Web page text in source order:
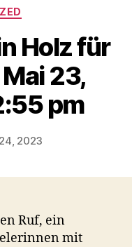
Holz für
23,
pm
2023
Ruf, ein
mit